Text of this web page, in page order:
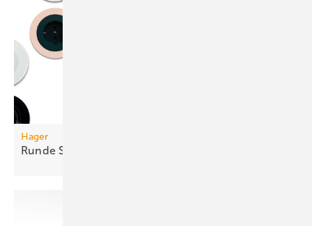
Hager
Runde Schalterprogramme